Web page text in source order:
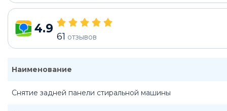
4.9
61 отзывов
Наименование
Снятие задней панели стиральной машины